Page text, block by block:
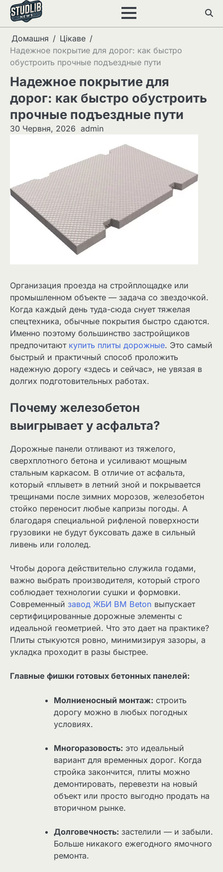
Перейти
вмісту
Домашня
Цікаве
Надежное покрытие для дорог: как быстро
обустроить прочные подъездные пути
Надежное покрытие для
дорог: как быстро обустроить
прочные подъездные пути
30 Червня, 2026 admin
Организация проезда на стройплощадке или
промышленном объекте — задача со звездочкой.
Когда каждый день туда-сюда снует тяжелая
спецтехника, обычные покрытия быстро сдаются.
Именно поэтому большинство застройщиков
предпочитают купить плиты дорожные. Это самый
быстрый и практичный способ проложить
надежную дорогу «здесь и сейчас», не увязая в
долгих подготовительных работах.
Почему железобетон
выигрывает у асфальта?
Дорожные панели отливают из тяжелого,
сверхплотного бетона и усиливают мощным
стальным каркасом. В отличие от асфальта,
который «плывет» в летний зной и покрывается
трещинами после зимних морозов, железобетон
стойко переносит любые капризы погоды. А
благодаря специальной рифленой поверхности
грузовики не будут буксовать даже в сильный
ливень или гололед.
Чтобы дорога действительно служила годами,
важно выбрать производителя, который строго
соблюдает технологии сушки и формовки.
Современный завод ЖБИ BM Beton выпускает
сертифицированные дорожные элементы с
идеальной геометрией. Что это дает на практике?
Плиты стыкуются ровно, минимизируя зазоры, а
укладка проходит в разы быстрее.
Главные фишки готовых бетонных панелей:
Молниеносный монтаж: строить
дорогу можно в любых погодных
условиях.
Многоразовость: это идеальный
вариант для временных дорог. Когда
стройка закончится, плиты можно
демонтировать, перевезти на новый
объект или просто выгодно продать на
вторичном рынке.
Долговечность: застелили — и забыли.
Больше никакого ежегодного ямочного
ремонта.